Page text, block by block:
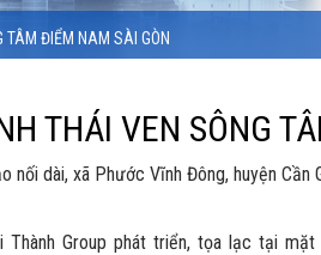
TÂM ĐIỂM NAM SÀI GÒN
THÁI VEN SÔNG
dài, xã Phước Vĩnh Đông, huyện
Group phát triển, tọa lạc tại